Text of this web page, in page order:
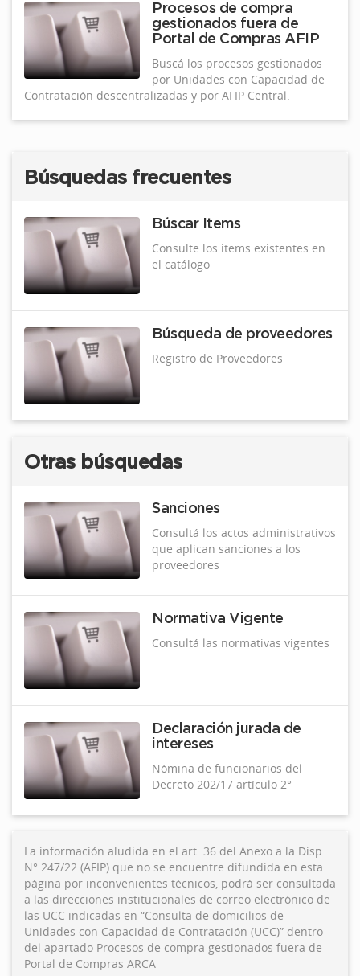
Procesos de compra
gestionados fuera de
Portal de Compras AFIP
Buscá los procesos gestionados
por Unidades con Capacidad de
Contratación descentralizadas y por AFIP Central.
Búsquedas frecuentes
Búscar Items
Consulte los items existentes en
el catálogo
Búsqueda de proveedores
Registro de Proveedores
Otras búsquedas
Sanciones
Consultá los actos administrativos
que aplican sanciones a los
proveedores
Normativa Vigente
Consultá las normativas vigentes
Declaración jurada de
intereses
Nómina de funcionarios del
Decreto 202/17 artículo 2°
La información aludida en el art. 36 del Anexo a la Disp.
N° 247/22 (AFIP) que no se encuentre difundida en esta
página por inconvenientes técnicos, podrá ser consultada
a las direcciones institucionales de correo electrónico de
las UCC indicadas en “Consulta de domicilios de
Unidades con Capacidad de Contratación (UCC)” dentro
del apartado Procesos de compra gestionados fuera de
Portal de Compras ARCA